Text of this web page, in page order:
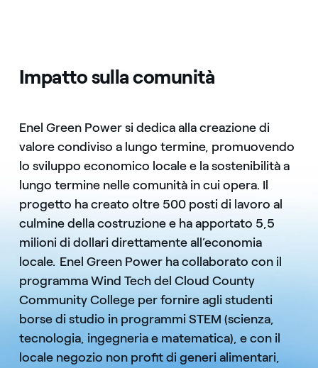
Impatto sulla comunità
Enel Green Power si dedica alla creazione di
valore condiviso a lungo termine, promuovendo
lo sviluppo economico locale e la sostenibilità a
lungo termine nelle comunità in cui opera. Il
progetto ha creato oltre 500 posti di lavoro al
culmine della costruzione e ha apportato 5,5
milioni di dollari direttamente all’economia
locale. Enel Green Power ha collaborato con il
programma Wind Tech del Cloud County
Community College per fornire agli studenti
borse di studio in programmi STEM (scienza,
tecnologia, ingegneria e matematica), e con il
locale negozio non profit di generi alimentari,